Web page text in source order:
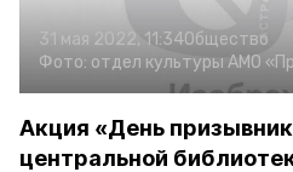
31 мая 2022, 11:34Общество
Фото: отдел культуры АМО
Акция «День
центральной